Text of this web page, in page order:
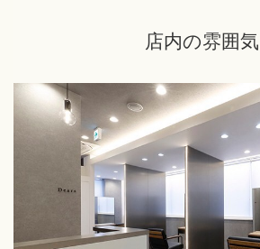
店内の雰囲気